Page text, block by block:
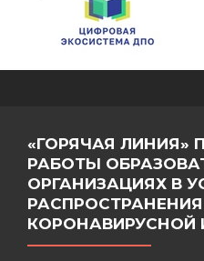
«ГОРЯЧАЯ ЛИНИЯ»
РАБОТЫ
ОРГАНИЗАЦИЯХ В
КОРОНАВИРУСНОЙ